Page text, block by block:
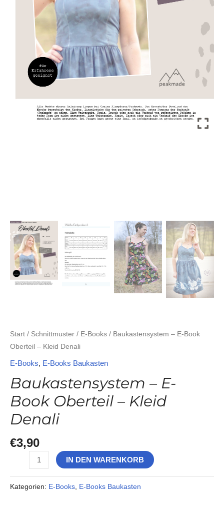
Start / Schnittmuster / E-Books / Baukastensystem – E-Book
Oberteil – Kleid Denali
E-Books, E-Books Baukasten
Baukastensystem – E-
Book Oberteil – Kleid
Denali
€3,90
IN DEN WARENKORB
Kategorien: E-Books, E-Books Baukasten